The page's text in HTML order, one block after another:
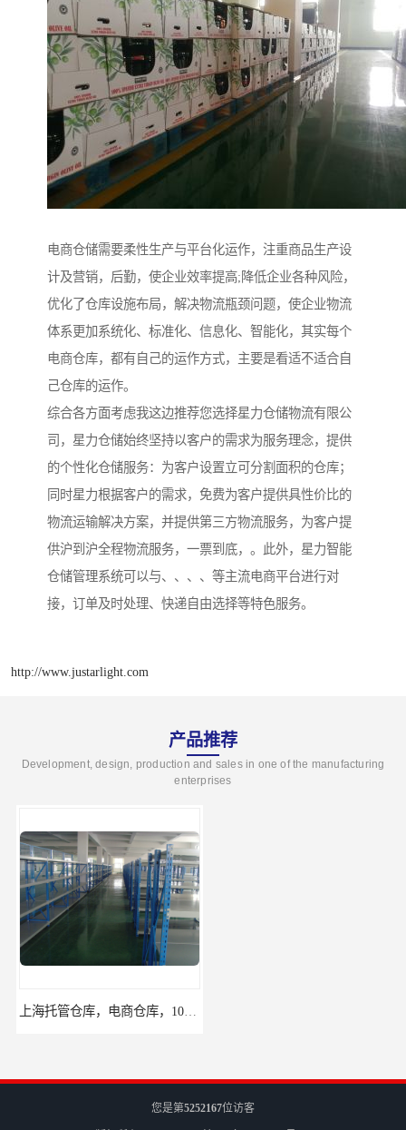
电商仓储需要柔性生产与平台化运作，注重商品生产设
计及营销，后勤，使企业效率提高;降低企业各种风险，
优化了仓库设施布局，解决物流瓶颈问题，使企业物流
体系更加系统化、标准化、信息化、智能化，其实每个
电商仓库，都有自己的运作方式，主要是看适不适合自
己仓库的运作。
综合各方面考虑我这边推荐您选择星力仓储物流有限公
司，星力仓储始终坚持以客户的需求为服务理念，提供
的个性化仓储服务：为客户设置立可分割面积的仓库；
同时星力根据客户的需求，免费为客户提供具性价比的
物流运输解决方案，并提供第三方物流服务，为客户提
供沪到沪全程物流服务，一票到底，。此外，星力智能
仓储管理系统可以与、、、、等主流电商平台进行对
接，订单及时处理、快递自由选择等特色服务。
http://www.justarlight.com
产品推荐
Development, design, production and sales in one of the manufacturing
enterprises
上海托管仓库，电商仓库，10平起租
您是第5252167位访客